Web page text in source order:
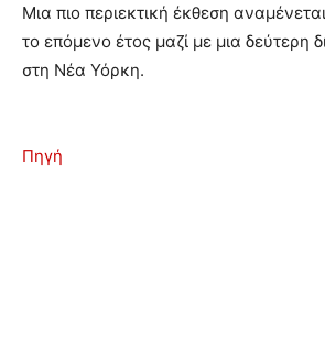
Μια πιο περιεκτική έκθεση
το επόμενο έτος μαζί με μια δεύτερη
στη Νέα Υόρκη.
Πηγή